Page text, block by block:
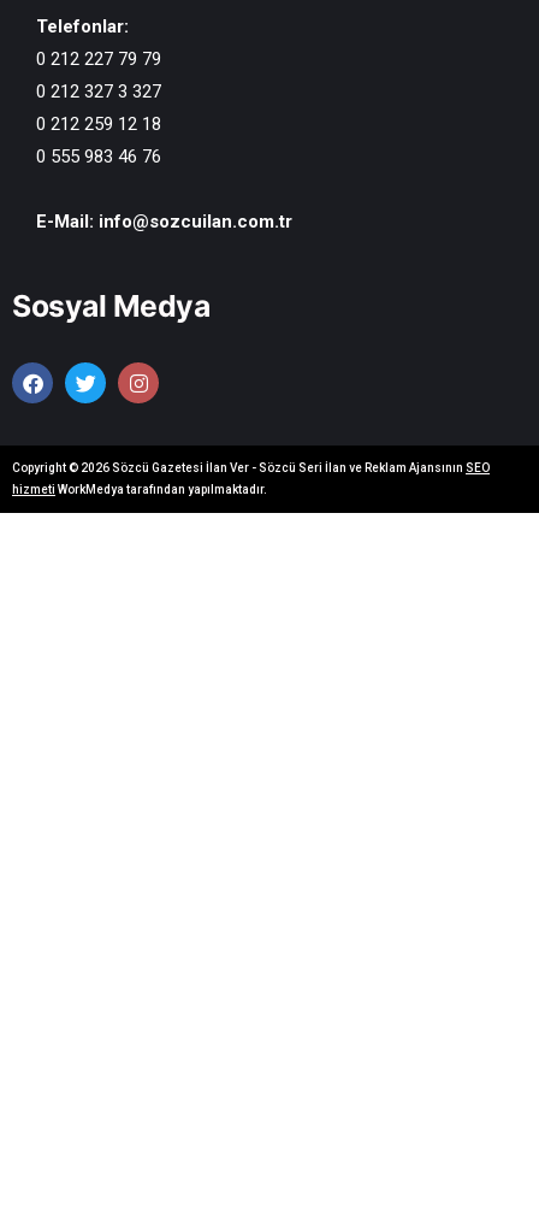
Telefonlar:
0 212 227 79 79
0 212 327 3 327
0 212 259 12 18
0 555 983 46 76
E-Mail: info@sozcuilan.com.tr
Sosyal Medya
Copyright © 2026 Sözcü Gazetesi İlan Ver - Sözcü Seri İlan ve Reklam Ajansının SEO
hizmeti WorkMedya tarafından yapılmaktadır.